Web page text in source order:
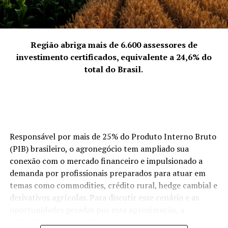
4. A força coletiva que representam
“Representamos a quebra da solidão empreendedora.
Empreender pode ser um fardo se feito isoladamente,
mas, coletivamente, torna-se uma jornada
enriquecedora. Discutimos abertamente os desafios da
‘mulher multitarefa’ e transformamos essas dores em
ACIP Mulher.
Região abriga mais de 6.600 assessores de
investimento certificados, equivalente a 24,6% do
total do Brasil.
Responsável por mais de 25% do Produto Interno Bruto
(PIB) brasileiro, o agronegócio tem ampliado sua
conexão com o mercado financeiro e impulsionado a
demanda por profissionais preparados para atuar em
temas como commodities, crédito rural, hedge cambial e
derivativos agrícolas. Para discutir esse cenário e as